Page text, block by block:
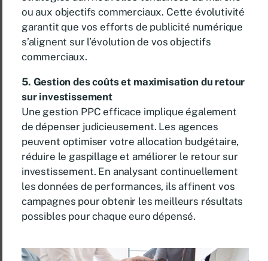
ou aux objectifs commerciaux. Cette évolutivité
garantit que vos efforts de publicité numérique
s’alignent sur l’évolution de vos objectifs
commerciaux.
5. Gestion des coûts et maximisation du retour
sur investissement
Une gestion PPC efficace implique également
de dépenser judicieusement. Les agences
peuvent optimiser votre allocation budgétaire,
réduire le gaspillage et améliorer le retour sur
investissement. En analysant continuellement
les données de performances, ils affinent vos
campagnes pour obtenir les meilleurs résultats
possibles pour chaque euro dépensé.